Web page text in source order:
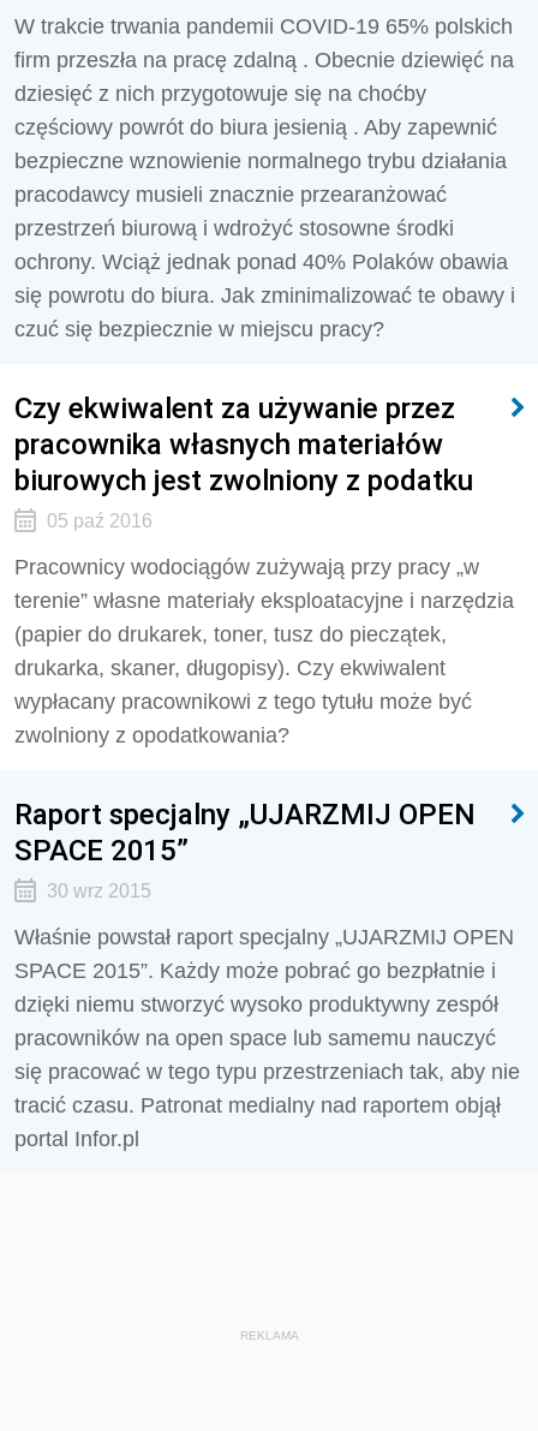
W trakcie trwania pandemii COVID-19 65% polskich
firm przeszła na pracę zdalną . Obecnie dziewięć na
dziesięć z nich przygotowuje się na choćby
częściowy powrót do biura jesienią . Aby zapewnić
bezpieczne wznowienie normalnego trybu działania
pracodawcy musieli znacznie przearanżować
przestrzeń biurową i wdrożyć stosowne środki
ochrony. Wciąż jednak ponad 40% Polaków obawia
się powrotu do biura. Jak zminimalizować te obawy i
czuć się bezpiecznie w miejscu pracy?
Czy ekwiwalent za używanie przez
pracownika własnych materiałów
biurowych jest zwolniony z podatku
05 paź 2016
Pracownicy wodociągów zużywają przy pracy „w
terenie” własne materiały eksploatacyjne i narzędzia
(papier do drukarek, toner, tusz do pieczątek,
drukarka, skaner, długopisy). Czy ekwiwalent
wypłacany pracownikowi z tego tytułu może być
zwolniony z opodatkowania?
Raport specjalny „UJARZMIJ OPEN
SPACE 2015”
30 wrz 2015
Właśnie powstał raport specjalny „UJARZMIJ OPEN
SPACE 2015”. Każdy może pobrać go bezpłatnie i
dzięki niemu stworzyć wysoko produktywny zespół
pracowników na open space lub samemu nauczyć
się pracować w tego typu przestrzeniach tak, aby nie
tracić czasu. Patronat medialny nad raportem objął
portal Infor.pl
REKLAMA